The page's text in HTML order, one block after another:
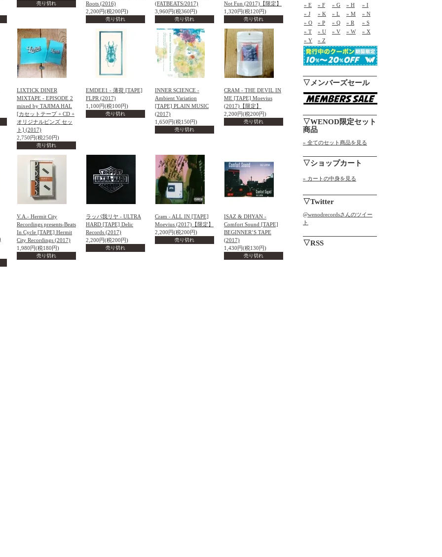
売り切れ
Roots (2016)
2,200円(税200円)
売り切れ
(FATBEATS/2017)
3,960円(税360円)
売り切れ
Not Fun (2017)【限定】
1,320円(税120円)
売り切れ
LIXTICK DINER
MIXTAPE - EPISODE 2
mixed by TAJIMA HAL
[カセットテープ + CD +
オリジナルピンズ セッ
ト] (2017)
2,750円(税250円)
売り切れ
EMDEE1 - 薄荷 [TAPE]
FLPR (2017)
1,100円(税100円)
売り切れ
INNER SCIENCE -
Ambient Variation
[TAPE] PLAIN MUSIC
(2017)
1,650円(税150円)
売り切れ
CRAM - THE DEVIL IN
ME [TAPE] Moevius
(2017)【限定】
2,200円(税200円)
売り切れ
V.A.- Hermit City
Recordings presents-Beats
In Cycle [TAPE] Hermit
City Recordings (2017)
1,980円(税180円)
売り切れ
ラッパ我リヤ - ULTRA
HARD [TAPE] Delic
Records (2017)
2,200円(税200円)
売り切れ
Cram - ALL IN [TAPE]
Moevius (2017)【限定】
2,200円(税200円)
売り切れ
ISAZ & DHYAN -
Comfort Sound [TAPE]
BEGINNER’S TAPE
(2017)
1,430円(税130円)
売り切れ
» E
» F » G » H
» I
» J
» K » L » M
» N
» O
» P » Q » R
» S
» T
» U » V » W
» X
» Y
» Z
▽メンバーズセール
▽WENOD限定セット
商品
» 全てのセット商品を見る
▽ショップカート
» カートの中身を見る
▽Twitter
@wenodrecordsさんのツイー
ト
▽RSS